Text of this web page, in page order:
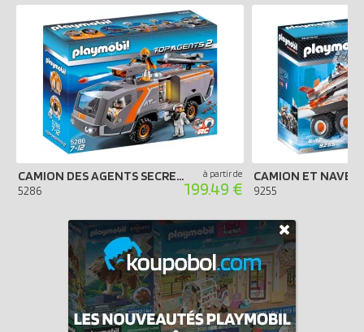
CAMION DES AGENTS SECRETS
5286
à partir de
199.49 € 9255